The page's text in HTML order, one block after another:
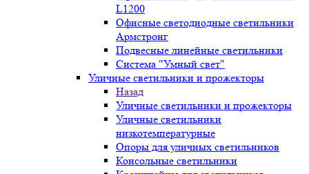
L1200
Офисные светодиодные светильники
Армстронг
Подвесные линейные светильники
Система "Умный свет"
Уличные светильники и прожекторы
Назад
Уличные светильники и прожекторы
Уличные светильники
низкотемпературные
Опоры для уличных светильников
Консольные светильники